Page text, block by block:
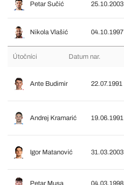
Petar Sučić 25.10.2003
Nikola Vlašić 04.10.1997
Útočníci Datum nar.
Ante Budimir 22.07.1991
Andrej Kramarić 19.06.1991
Igor Matanović 31.03.2003
Petar Musa 04.03.1998